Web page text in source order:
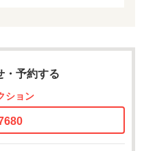
・予約する
ション